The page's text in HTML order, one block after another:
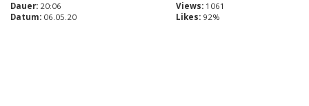
Dauer: 20:06 Views: 1061
Datum: 06.05.20 Likes: 92%